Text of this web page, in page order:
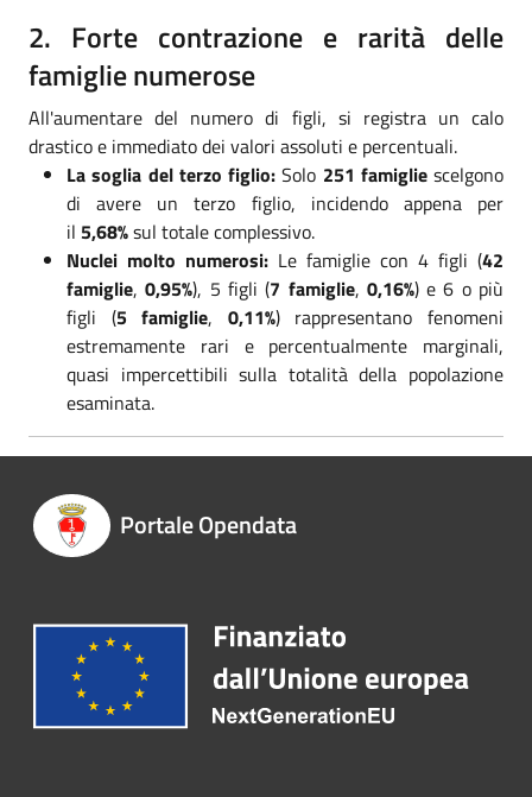
2. Forte contrazione e rarità delle
famiglie numerose
All'aumentare del numero di figli, si registra un calo
drastico e immediato dei valori assoluti e percentuali.
La soglia del terzo figlio: Solo 251 famigliescelgono
di avere un terzo figlio, incidendo appena per
il 5,68%sul totale complessivo.
Nuclei molto numerosi: Le famiglie con 4 figli (42
famiglie,0,95%), 5 figli (7 famiglie, 0,16%) e 6 o più
figli (5 famiglie, 0,11%) rappresentano fenomeni
estremamente rari e percentualmente marginali,
quasi impercettibili sulla totalità della popolazione
esaminata.
Portale Opendata